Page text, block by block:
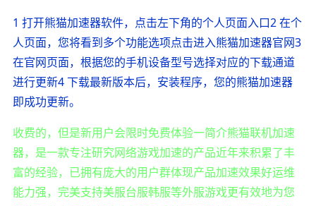
1 打开熊猫加速器软件，点击左下角的个人页面入口2 在个
人页面，您将看到多个功能选项点击进入熊猫加速器官网3
在官网页面，根据您的手机设备型号选择对应的下载通道
进行更新4 下载最新版本后，安装程序，您的熊猫加速器
即成功更新。
收费的，但是新用户会限时免费体验一简介熊猫联机加速
器，是一款专注研究网络游戏加速的产品近年来积累了丰
富的经验，已拥有庞大的用户群体现产品加速效果好运维
能力强，完美支持美服台服韩服等外服游戏更有效地为您